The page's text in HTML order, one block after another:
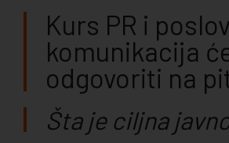
Kurs PR i
komunikacija
odgovoriti na
Šta je ciljna